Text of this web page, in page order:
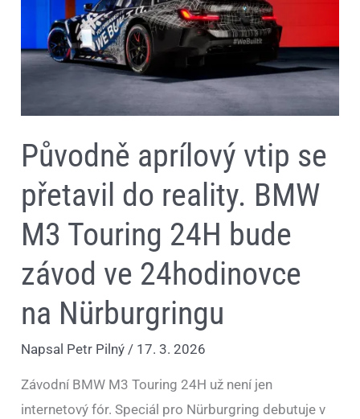
Původně aprílový vtip se
přetavil do reality. BMW
M3 Touring 24H bude
závod ve 24hodinovce
na Nürburgringu
Napsal Petr Pilný/ 17. 3. 2026
Závodní BMW M3 Touring 24H už není jen
internetový fór. Speciál pro Nürburgring debutuje v
Touring
24H
bude
závod
Nürburgringu